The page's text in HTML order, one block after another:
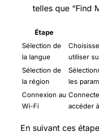
telles que “Find
Étape
Sélection de
la langue
utiliser
Sélection de
la région
les
Connexion au
Wi-Fi
accéder
En suivant ces